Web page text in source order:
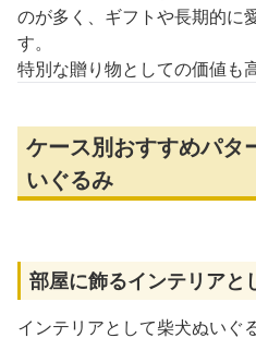
のが多く、ギフトや長期的に
す。
特別な贈り物としての価値も
ケース別おすすめパタ
いぐるみ
部屋に飾るインテリアと
インテリアとして柴犬ぬいぐ